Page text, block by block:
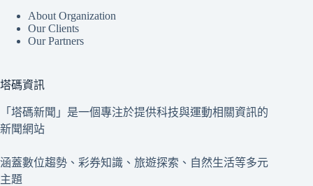
About Organization
Our Clients
Our Partners
塔碼資訊
「塔碼新聞」是一個專注於提供科技與運動相關資訊的
新聞網站
涵蓋數位趨勢、彩券知識、旅遊探索、自然生活等多元
主題